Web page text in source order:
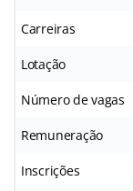
Carreiras
Lotação
Número de vagas
Remuneração
Inscrições